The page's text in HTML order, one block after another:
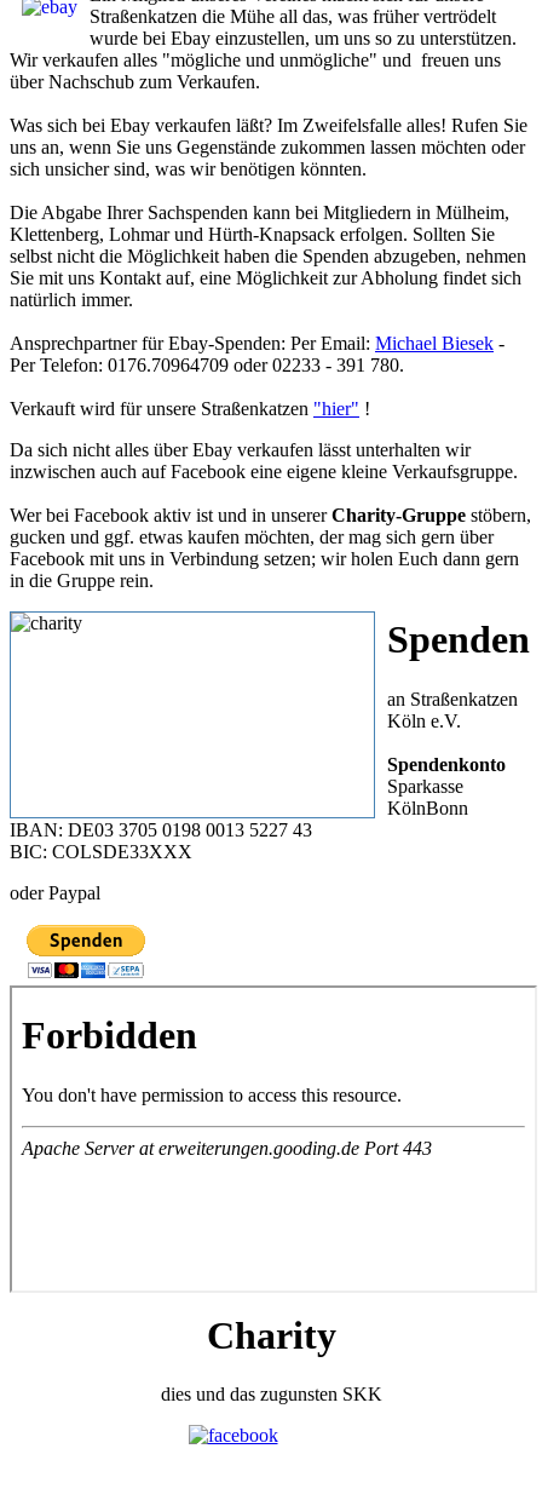
Straßenkatzen die Mühe all das, was früher vertrödelt
wurde bei Ebay einzustellen, um uns so zu unterstützen.
Wir verkaufen alles "mögliche und unmögliche" und freuen uns
über Nachschub zum Verkaufen.
Was sich bei Ebay verkaufen läßt? Im Zweifelsfalle alles! Rufen Sie
uns an, wenn Sie uns Gegenstände zukommen lassen möchten oder
sich unsicher sind, was wir benötigen könnten.
Die Abgabe Ihrer Sachspenden kann bei Mitgliedern in Mülheim,
Klettenberg, Lohmar und Hürth-Knapsack erfolgen. Sollten Sie
selbst nicht die Möglichkeit haben die Spenden abzugeben, nehmen
Sie mit uns Kontakt auf, eine Möglichkeit zur Abholung findet sich
natürlich immer.
Ansprechpartner für Ebay-Spenden: Per Email: Michael Biesek -
Per Telefon: 0176.70964709 oder 02233 - 391 780.
Verkauft wird für unsere Straßenkatzen "hier" !
Da sich nicht alles über Ebay verkaufen lässt unterhalten wir
inzwischen auch auf Facebook eine eigene kleine Verkaufsgruppe.
Wer bei Facebook aktiv ist und in unsererCharity-Gruppe stöbern,
gucken und ggf. etwas kaufen möchten, der mag sich gern über
Facebook mit uns in Verbindung setzen; wir holen Euch dann gern
in die Gruppe rein.
Spenden
an Straßenkatzen
Köln e.V.
Spendenkonto
Sparkasse
KölnBonn
IBAN: DE03 3705 0198 0013 5227 43
BIC: COLSDE33XXX
oder Paypal
Charity
dies und das zugunsten SKK